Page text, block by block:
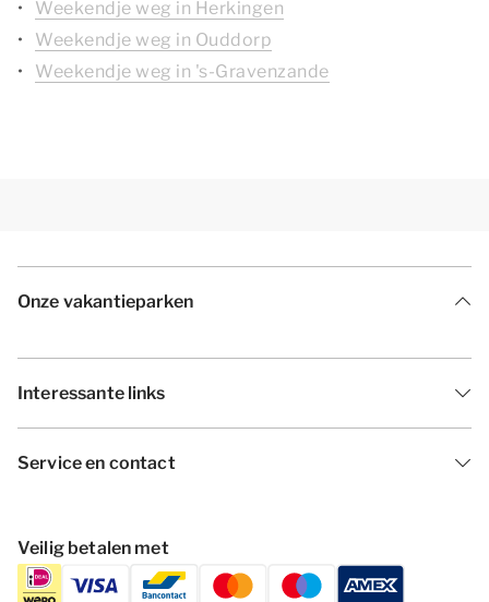
Weekendje weg in Herkingen
Weekendje weg in Ouddorp
Weekendje weg in 's-Gravenzande
Onze vakantieparken
Interessante links
Service en contact
Veilig betalen met